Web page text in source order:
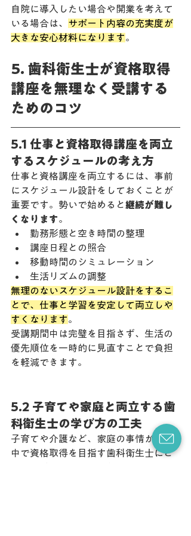
自院に導入したい場合や開業を考えて
いる場合は、 サポート内容の充実度が
大きな安心材料になります。
5. 歯科衛生士が資格取得
講座を無理なく受講する
ためのコツ
5.1 仕事と資格取得講座を両立
するスケジュールの考え方
仕事と資格講座を両立するには、事前
にスケジュール設計をしておくことが
重要です。勢いで始めると継続が難し
くなります。
勤務形態と空き時間の整理
講座日程との照合
移動時間のシミュレーション
生活リズムの調整
無理のないスケジュール設計をするこ
とで、仕事と学習を安定して両立しや
すくなります。
受講期間中は完璧を目指さず、生活の
優先順位を一時的に見直すことで負担
を軽減できます。
5.2 子育てや家庭と両立する歯
科衛生士の学び方の工夫
子育てや介護など、家庭の事情がある
中で資格取得を目指す歯科衛生士にと